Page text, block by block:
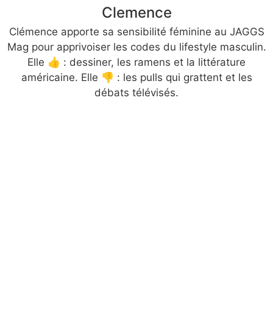
Clemence
Clémence apporte sa sensibilité féminine au JAGGS
Mag pour apprivoiser les codes du lifestyle masculin.
Elle 👍 : dessiner, les ramens et la littérature
américaine. Elle 👎 : les pulls qui grattent et les
débats télévisés.